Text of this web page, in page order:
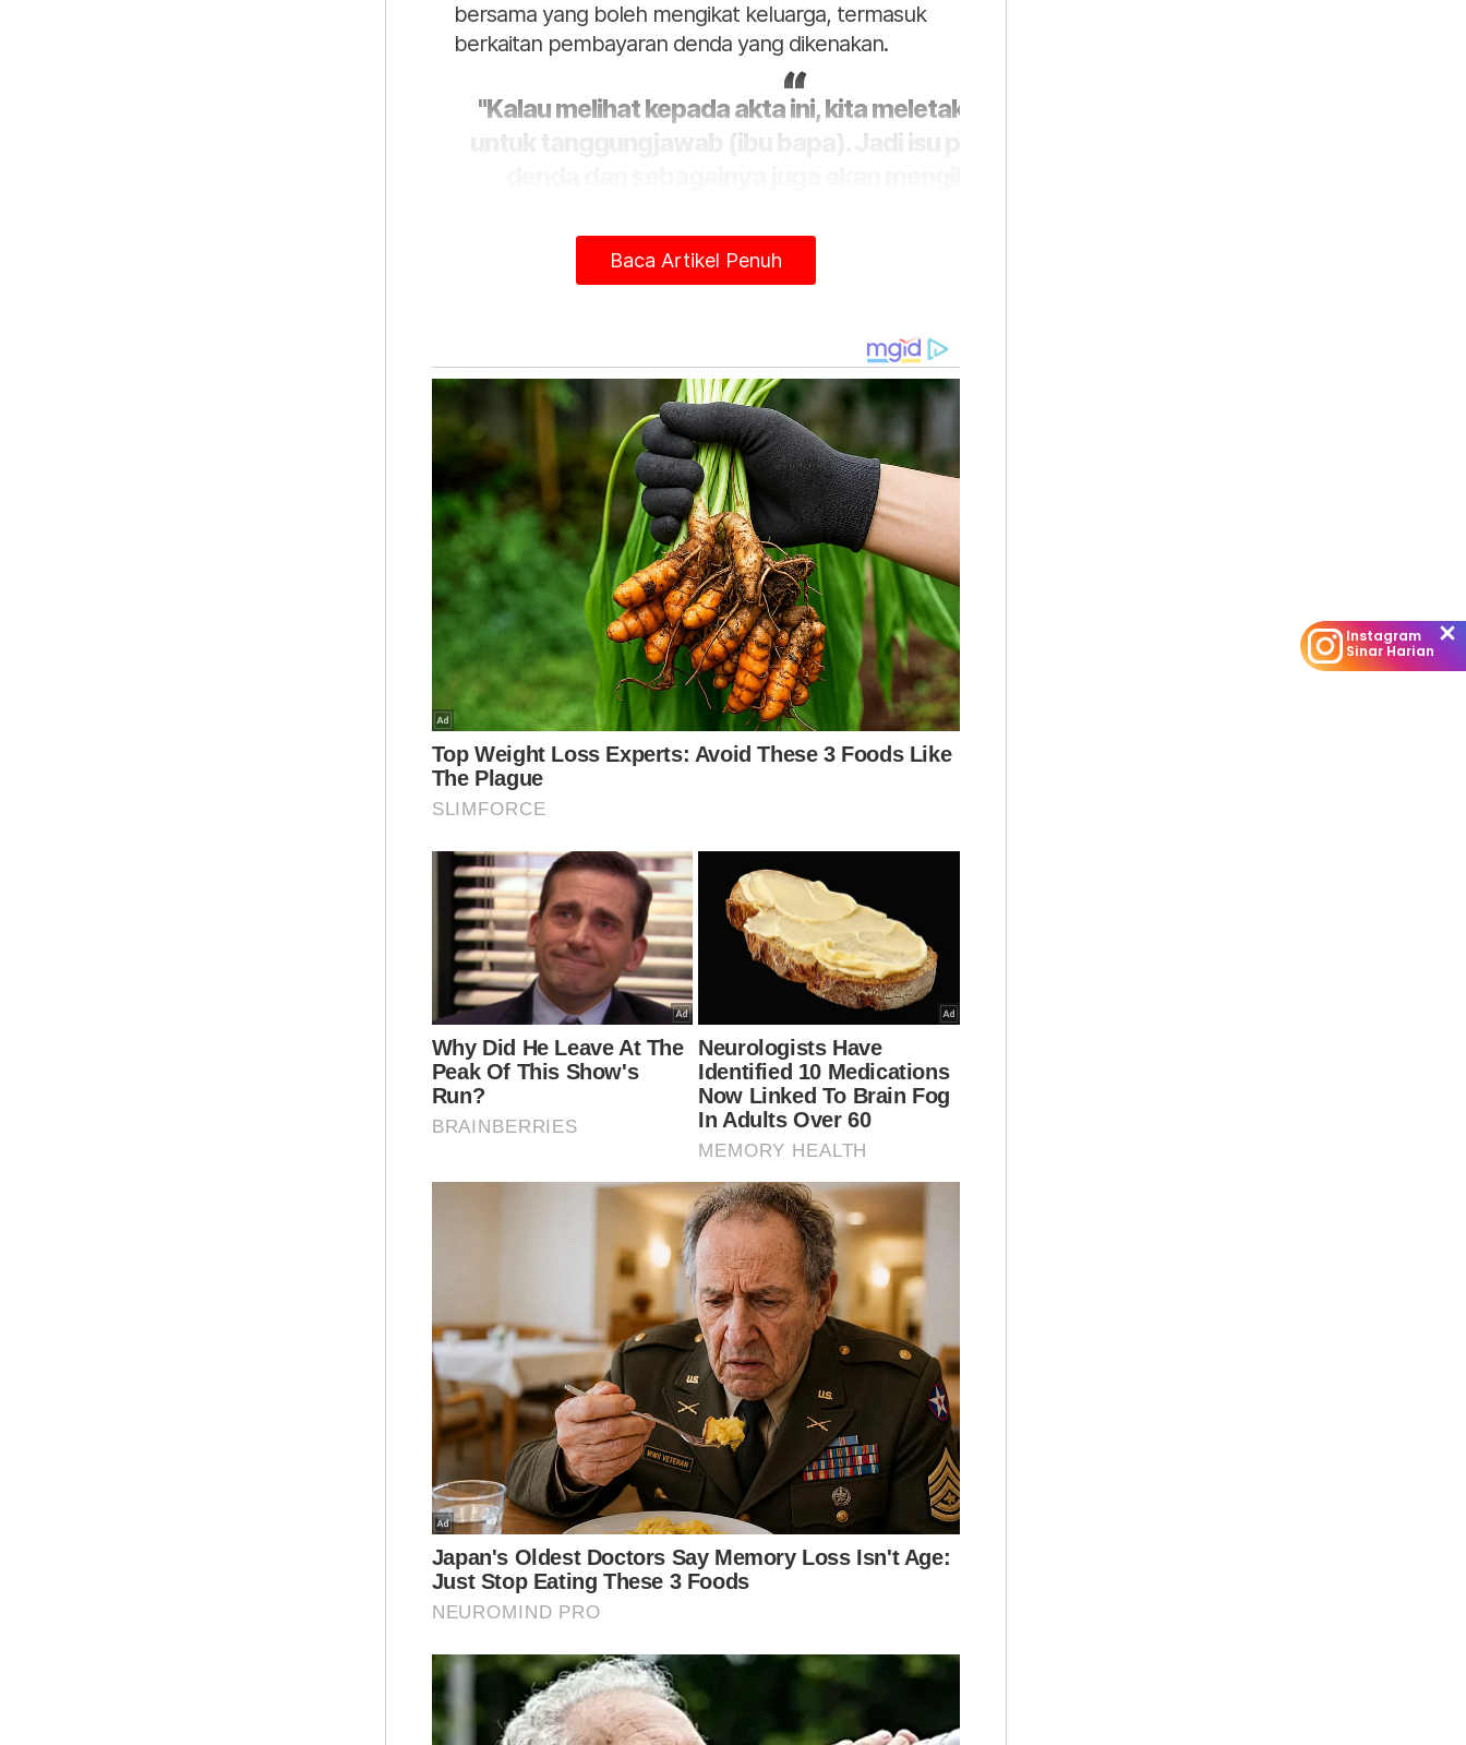
bersama yang boleh mengikat keluarga, termasuk
berkaitan pembayaran denda yang dikenakan.
"Kalau melihat kepada akta ini, kita meletakkan klausa
untuk tanggungjawab (ibu bapa). Jadi isu pembayaran
tanggungan liabiliti kepada keluarga," katanya.
melancarkan ibu pejabat Tribunal Antibuli di Pusat
Timbang Tara Antarabangsa Asia (AIAC) di sini hari
ini yang turut dihadiri Pengerusi Majlis Amanah
Rakyat (MARA) Datuk Dr Asyraf Wajdi Dusuki.
Azalina berkata, penubuhan tribunal berkenaan
didorong oleh peningkatan kes buli yang
membimbangkan serta impaknya yang serius,
termasuk kes yang mengakibatkan kehilangan
nyawa.
"Kita mahu memberikan kesedaran kepada anak-anak
mengenai keseriusan sifat buli yang akan diambil
tindakan melalui saluran ini. Jadi mereka tidak boleh
menganggap isu buli sebagai suatu perkara yang remeh-
temeh," katanya.
Sebanyak 56 anggota tribunal terdiri daripada
pakar perundangan dan pakar dalam bidang
berkaitan kanak-kanak telah dilantik bagi
mengendalikan kes-kes yang dirujuk.
Menurut Azalina, ibu pejabat tribunal itu akan
beroperasi di AIAC, namun prosiding boleh
dijalankan di seluruh negara termasuk di sekolah,
pejabat Jabatan Bantuan Guaman atau secara
dalam talian.
Artikel Berkaitan:
'Tiada istilah jaga nama, imej jika libatkan buli' - Asyraf
Wajdi
Guru juga perlu dilindungi ketika menjalankan tugas
KPM siasat kes murid Tahun Enam cedera disyaki dibuli
Murid cedera: JPN Perlis beri kerjasama penuh
terhadap siasatan polis
Kanak-kanak makin terancam dalam talian, semua
Bagi memperluas akses kepada keadilan, enam zon
perbicaraan fizikal dan dalam talian disediakan di
Baca Artikel Penuh
Instagram
Sinar Harian